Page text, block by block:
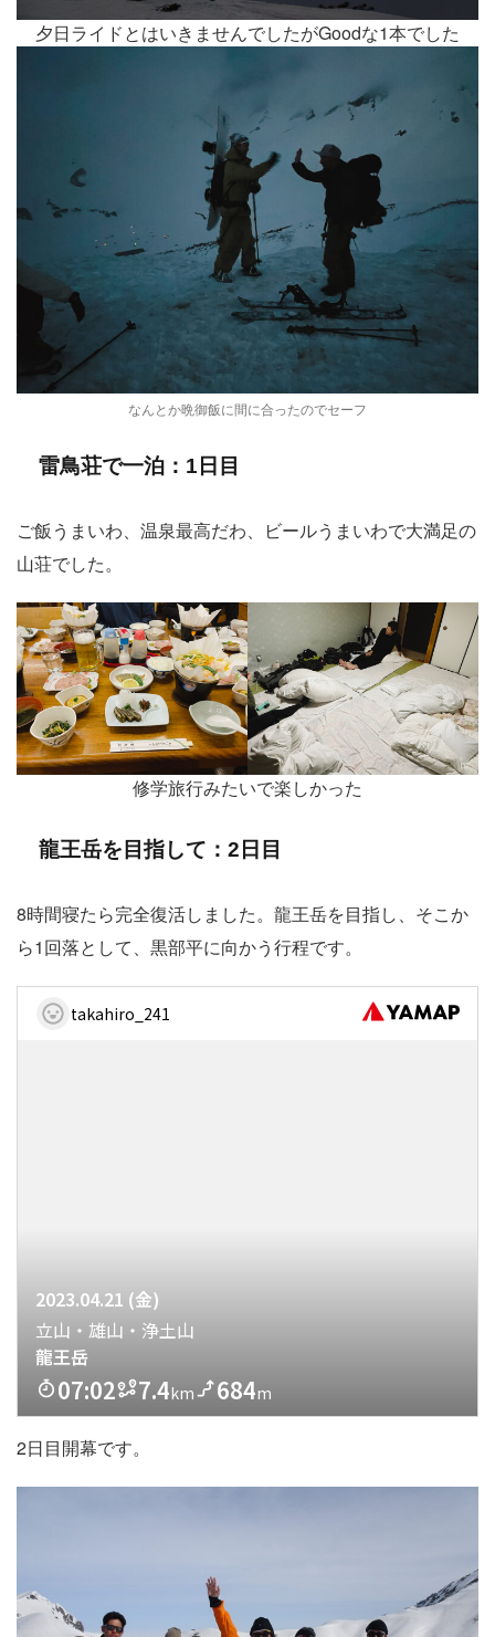
夕日ライドとはいきませんでしたがGoodな1本でした
なんとか晩御飯に間に合ったのでセーフ
雷鳥荘で一泊：1日目
ご飯うまいわ、温泉最高だわ、ビールうまいわで大満足の
山荘でした。
修学旅行みたいで楽しかった
龍王岳を目指して：2日目
8時間寝たら完全復活しました。龍王岳を目指し、そこか
ら1回落として、黒部平に向かう行程です。
2日目開幕です。